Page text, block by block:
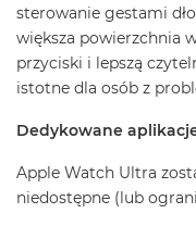
M
a
c
B
o
k
i
r
sterowanie gestami
większa powierzchnia
przyciski i lepszą
istotne dla osób z
Dedykowane
Apple Watch Ultra
niedostępne (lub